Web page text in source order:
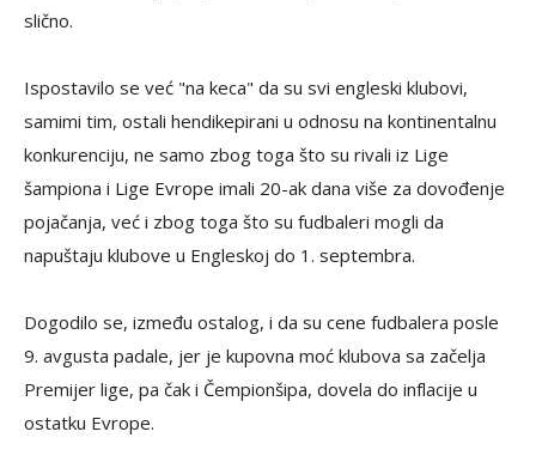
slično.
Ispostavilo se već "na keca" da su svi engleski klubovi,
samimi tim, ostali hendikepirani u odnosu na kontinentalnu
konkurenciju, ne samo zbog toga što su rivali iz Lige
šampiona i Lige Evrope imali 20-ak dana više za dovođenje
pojačanja, već i zbog toga što su fudbaleri mogli da
napuštaju klubove u Engleskoj do 1. septembra.
Dogodilo se, između ostalog, i da su cene fudbalera posle
9. avgusta padale, jer je kupovna moć klubova sa začelja
Premijer lige, pa čak i Čempionšipa, dovela do inflacije u
ostatku Evrope.